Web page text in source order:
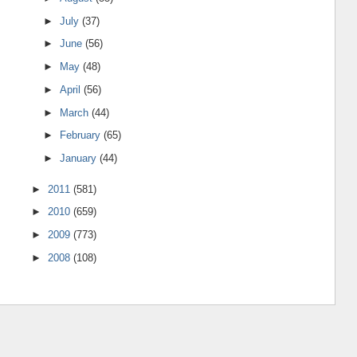
►July(37)
►June(56)
►
May(48)
►April(56)
► March(44)
►
February(65)
►January(44)
► 2011 (581)
► 2010 (659)
► 2009 (773)
► 2008 (108)